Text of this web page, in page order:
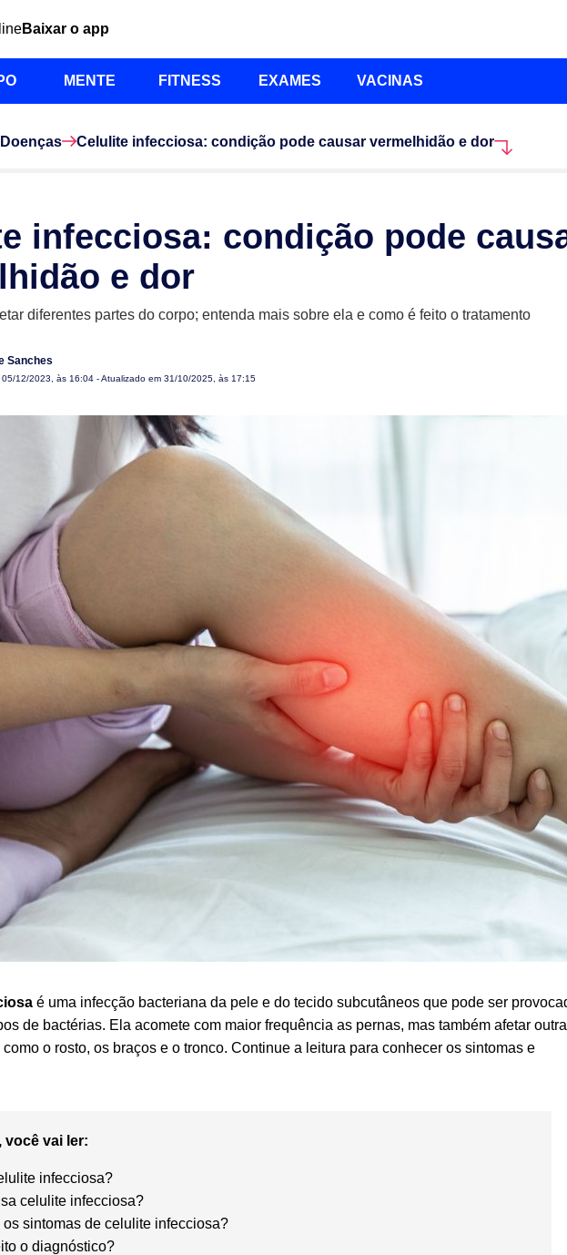
Baixar o app
MENTE FITNESS EXAMES VACINAS
Doenças Celulite infecciosa: condição pode causar vermelhidão e dor
infecciosa: condição pode
e dor
diferentes partes do corpo; entenda mais sobre ela e como é feito o tratamento
Sanches
05/12/2023, às 16:04 - Atualizado em 31/10/2025, às 17:15
é uma infecção bacteriana da pele e do tecido subcutâneos que pode ser
de bactérias. Ela acomete com maior frequência as pernas, mas também afetar
como o rosto, os braços e o tronco. Continue a leitura para conhecer os sintomas e
você vai ler:
infecciosa?
celulite infecciosa?
os sintomas de celulite infecciosa?
o diagnóstico?